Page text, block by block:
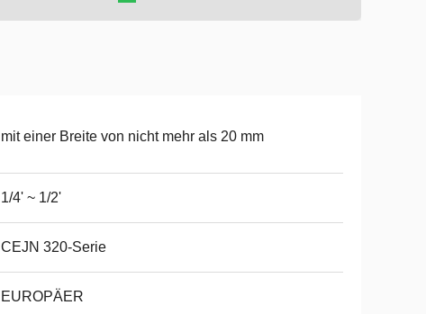
mit einer Breite von nicht mehr als 20 mm
1/4' ~ 1/2'
CEJN 320-Serie
EUROPÄER